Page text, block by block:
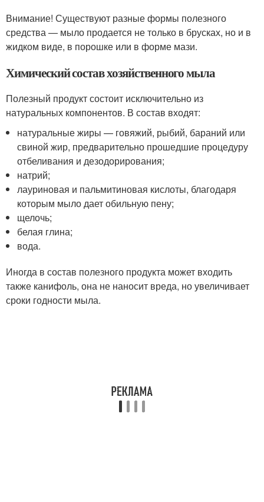
Внимание! Существуют разные формы полезного
средства — мыло продается не только в брусках, но и в
жидком виде, в порошке или в форме мази.
Химический состав хозяйственного мыла
Полезный продукт состоит исключительно из
натуральных компонентов. В состав входят:
натуральные жиры — говяжий, рыбий, бараний или
свиной жир, предварительно прошедшие процедуру
отбеливания и дезодорирования;
натрий;
лауриновая и пальмитиновая кислоты, благодаря
которым мыло дает обильную пену;
щелочь;
белая глина;
вода.
Иногда в состав полезного продукта может входить
также канифоль, она не наносит вреда, но увеличивает
сроки годности мыла.